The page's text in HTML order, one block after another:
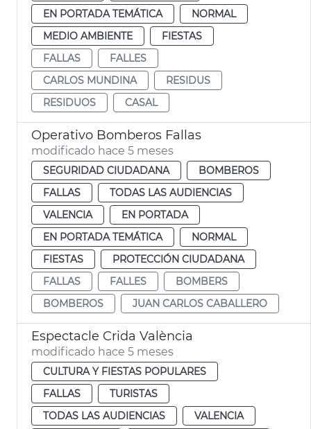
EN PORTADA TEMÁTICA
NORMAL
MEDIO AMBIENTE
FIESTAS
FALLAS
FALLES
CARLOS MUNDINA
RESIDUS
RESIDUOS
CASAL
Operativo Bomberos Fallas
modificado hace 5 meses
SEGURIDAD CIUDADANA
BOMBEROS
FALLAS
TODAS LAS AUDIENCIAS
VALENCIA
EN PORTADA
EN PORTADA TEMÁTICA
NORMAL
FIESTAS
PROTECCIÓN CIUDADANA
FALLAS
FALLES
BOMBERS
BOMBEROS
JUAN CARLOS CABALLERO
Espectacle Crida València
modificado hace 5 meses
CULTURA Y FIESTAS POPULARES
FALLAS
TURISTAS
TODAS LAS AUDIENCIAS
VALENCIA